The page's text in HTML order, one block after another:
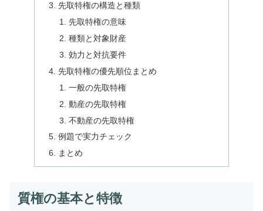
先取特権の構造と種類
先取特権の意味
種類と対象財産
効力と対抗要件
先取特権の優先順位まとめ
一般の先取特権
動産の先取特権
不動産の先取特権
例題で実力チェック
まとめ
質権の基本と特徴